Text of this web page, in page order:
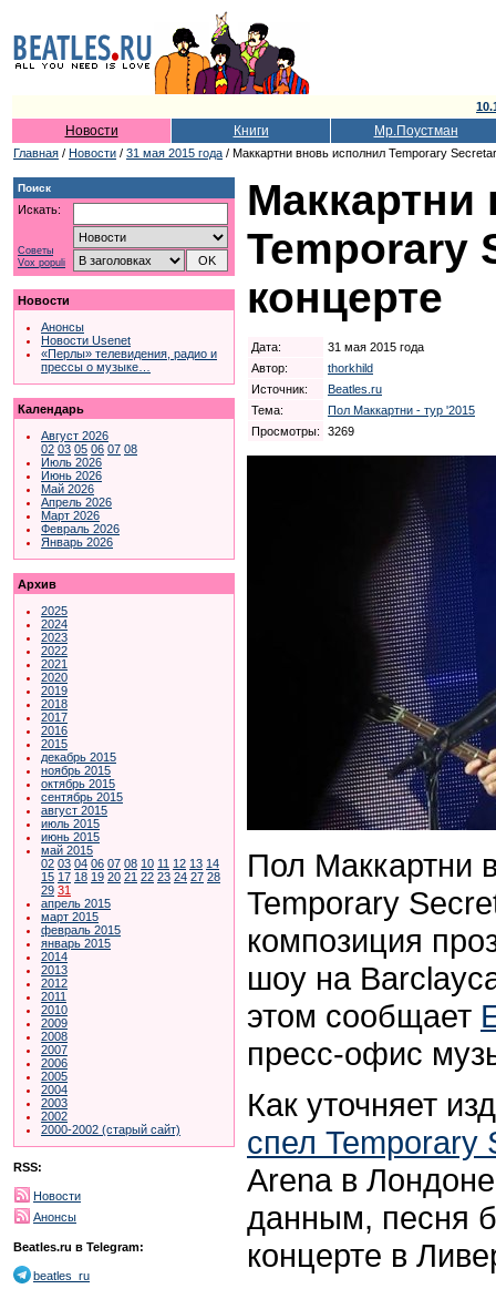
Новости Книги Мр.Поустман
Главная / Новости / 31 мая 2015 года / Маккартни вновь исполнил Temporary
Поиск
Искать:
Советы
Vox populi
Новости
Анонсы
Новости Usenet
«Перлы» телевидения, радио и
прессы о музыке…
Календарь
Август 2026
02 03 05 06 07 08
Июль 2026
Июнь 2026
Май 2026
Апрель 2026
Март 2026
Февраль 2026
Январь 2026
Архив
2025
2024
2023
2022
2021
2020
2019
2018
2017
2016
2015
декабрь 2015
ноябрь 2015
октябрь 2015
сентябрь 2015
август 2015
июль 2015
июнь 2015
май 2015
02 03 04 06 07 08 10 11 12 13 14
15 17 18 19 20 21 22 23 24 27 28
29 31
апрель 2015
март 2015
февраль 2015
январь 2015
2014
2013
2012
2011
2010
2009
2008
2007
2006
2005
2004
2003
2002
2000-2002 (старый сайт)
RSS:
Новости
Анонсы
Beatles.ru в Telegram:
beatles_ru
Маккартни
Temporary
концерте
Дата:
31 мая 2015 года
Автор:
thorkhild
Источник:
Beatles.ru
Тема:
Пол Маккартни - тур '2015
Просмотры:
3269
Пол Маккартни
Temporary
композиция
шоу на
этом сообщает
пресс-офис
Как уточняет
спел Temporary
Arena в
данным, песня
концерте в